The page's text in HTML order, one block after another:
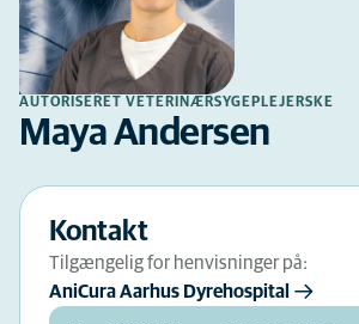
AUTORISERET VETERINÆRSYGEPLEJERSKE
Maya Andersen
Kontakt
Tilgængelig for henvisninger på:
AniCura Aarhus Dyrehospital